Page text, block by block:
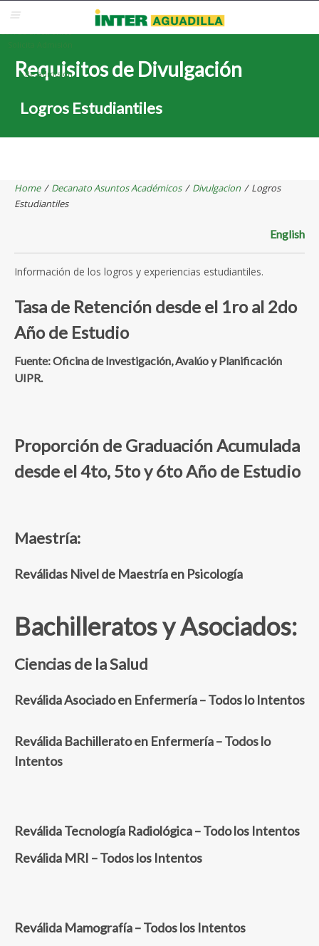
Correo Electrónico
Re-admisión
Requisitos de Divulgación
Logros Estudiantiles
Home / Decanato Asuntos Académicos / Divulgacion / Logros
Estudiantiles
English
Información de los logros y experiencias estudiantiles.
Tasa de Retención desde el 1ro al 2do
Año de Estudio
Fuente: Oficina de Investigación, Avalúo y Planificación
UIPR.
Proporción de Graduación Acumulada
desde el 4to, 5to y 6to Año de Estudio
Maestría:
Reválidas Nivel de Maestría en Psicología
Bachilleratos y Asociados:
Ciencias de la Salud
Reválida Asociado en Enfermería – Todos lo Intentos
Reválida Bachillerato en Enfermería – Todos lo
Intentos
Reválida Tecnología Radiológica – Todo los Intentos
Reválida MRI – Todos los Intentos
Reválida Mamografía – Todos los Intentos